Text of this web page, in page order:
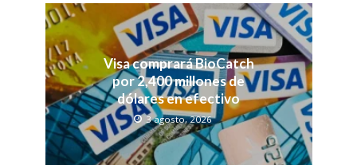
Visa comprará BioCatch
por 2,400 millones de
dólares en efectivo
3 agosto, 2026